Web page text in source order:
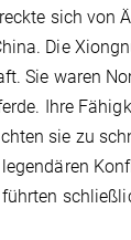
sich von
Die
Sie waren
Ihre
sie zu